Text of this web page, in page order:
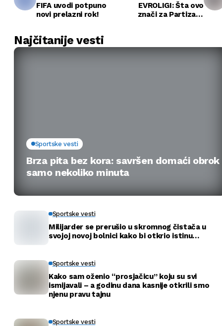
FIFA uvodi potpuno
novi prelazni rok!
EVROLIGI: Šta ovo
znači za Partizan i
Najčitanije vesti
Sportske vesti
Brza pita bez kora: savršen domaći obrok
samo nekoliko minuta
Sportske vesti
Milijarder se prerušio u skromnog čistača u
svojoj novoj bolnici kako bi otkrio istinu…
Sportske vesti
Kako sam oženio “prosjačicu” koju su svi
ismijavali – a godinu dana kasnije otkrili smo
njenu pravu tajnu
Sportske vesti